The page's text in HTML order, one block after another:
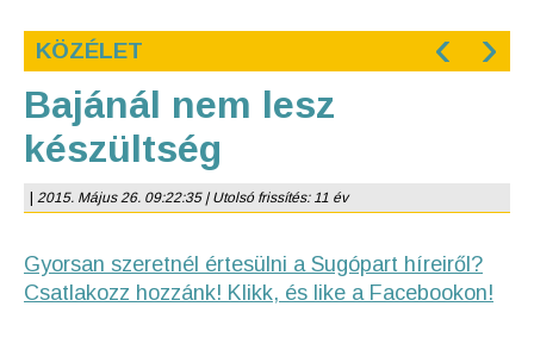
KÖZÉLET ‹ ›
Bajánál nem lesz
készültség
2015. Május 26. 09:22:35 | Utolsó frissítés: 11 év
Gyorsan szeretnél értesülni a Sugópart híreiről?
Csatlakozz hozzánk! Klikk, és like a Facebookon!